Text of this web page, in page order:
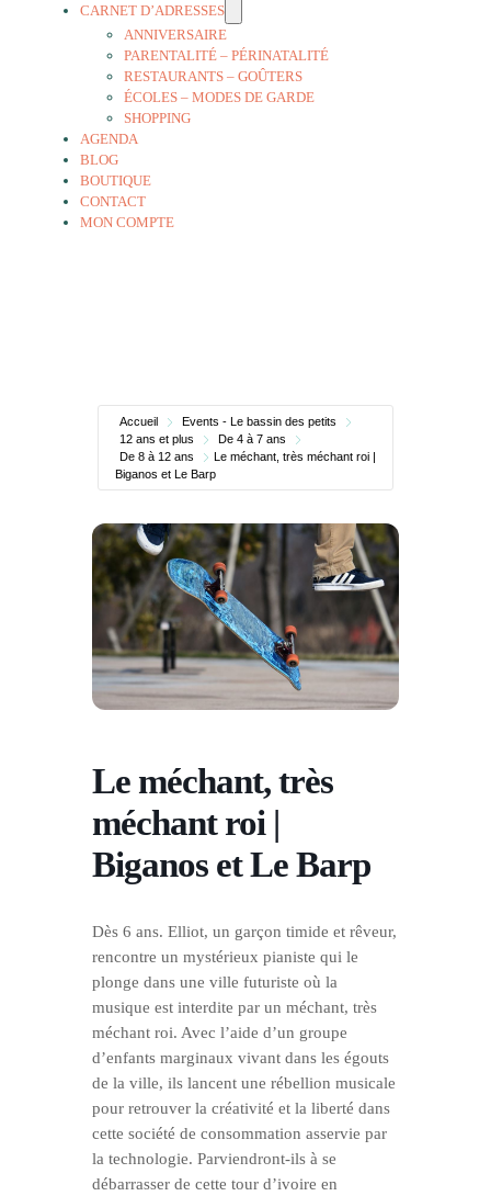
CARNET D’ADRESSES
ANNIVERSAIRE
PARENTALITÉ – PÉRINATALITÉ
RESTAURANTS – GOÛTERS
ÉCOLES – MODES DE GARDE
SHOPPING
AGENDA
BLOG
BOUTIQUE
CONTACT
MON COMPTE
Accueil
Events - Le bassin des petits
12 ans et plus
De 4 à 7 ans
De 8 à 12 ans
Le méchant, très méchant roi |
Biganos et Le Barp
Le méchant, très
méchant roi |
Biganos et Le Barp
Dès 6 ans. Elliot, un garçon timide et rêveur,
rencontre un mystérieux pianiste qui le
plonge dans une ville futuriste où la
musique est interdite par un méchant, très
méchant roi. Avec l’aide d’un groupe
d’enfants marginaux vivant dans les égouts
de la ville, ils lancent une rébellion musicale
pour retrouver la créativité et la liberté dans
cette société de consommation asservie par
la technologie. Parviendront-ils à se
débarrasser de cette tour d’ivoire en